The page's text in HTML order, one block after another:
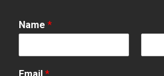
Name *
iEmail *